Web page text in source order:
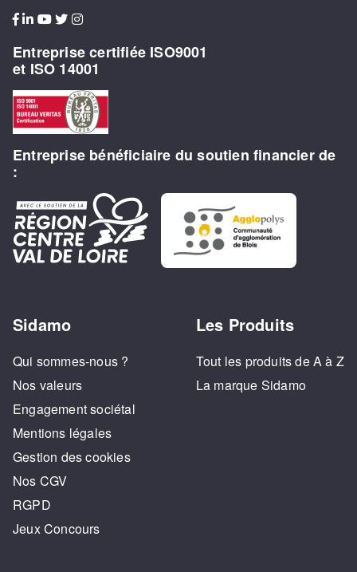
Entreprise certifiée ISO9001
et ISO 14001
Entreprise bénéficiaire du soutien financier de
:
Sidamo
Qui sommes-nous ?
Nos valeurs
Engagement sociétal
Mentions légales
Gestion des cookies
Nos CGV
RGPD
Jeux Concours
Les Produits
Tout les produits de A à Z
La marque Sidamo